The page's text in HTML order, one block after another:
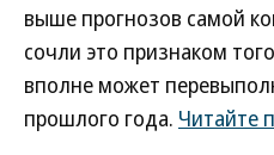
выше прогнозов самой
сочли это признаком
вполне может
прошлого года. Читайте